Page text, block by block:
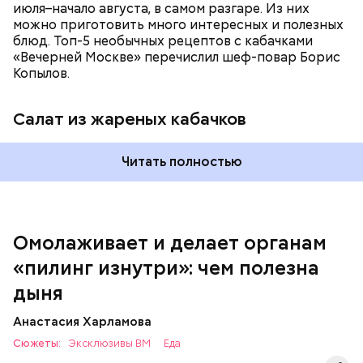
июля–начало августа, в самом разгаре. Из них
можно приготовить много интересных и полезных
блюд. Топ-5 необычных рецептов с кабачками
«Вечерней Москве» перечислил шеф-повар Борис
Копылов.
Салат из жареных кабачков
Читать полностью
Омолаживает и делает органам
«пилинг изнутри»: чем полезна
дыня
Анастасия Харламова
Сюжеты: Эксклюзивы ВМ
Еда
кремний — укрепляет кости, зубы, волосы и
ногти и оказывает омолаживающее действие;
клетчатка — достаточно нежная и забирает
излишки холестерина, сахара и соли тяжелых
фолиевая кислота (в большом количестве) —
она необходима беременным женщинам,
чтобы формировалась нервная трубка у
плода. Также ее рекомендуют принимать для
— В момент стресса он держит сосуды под
контролем и контролирует более 300 реакций
Вред дыни
А врач-эндокринолог Алексей Калинчев рассказал,
что существует множество блюд, где используют